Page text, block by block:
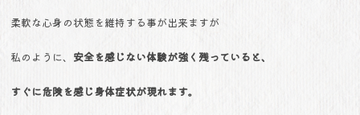
柔軟な心身の状態を維持する事が出来ますが
私のように、 安全を感じない体験が強く残っていると、
すぐに危険を感じ身体症状が現れます。